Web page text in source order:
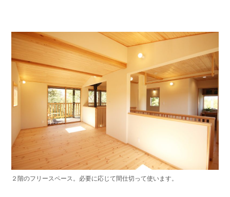
２階のフリースペース。必要に応じて間仕切って使います。